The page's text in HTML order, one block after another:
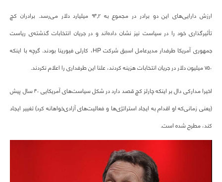
ارزش دارایی‌های این دو برادر در مجموع به ۹۴,۲ میلیارد دلار می‌رسد. برادران کچ
تأثیرگذاری خود را در سیاست نیز نشان داده‌اند و در جریان انتخابات گذشته‌ی ریاست
جمهوری آمریکا طرفدار مدیرعامل اسبق شرکت HP، کارلی فیورینا بودند. گرچه با اینکه
۷۵۰ میلیون دلار در جریان انتخابات هزینه کردند، علنا این طرفداری را اعلام نکردند.
اخیرا مدارکی دال بر اینکه چارلز کچ قصد دارد در شکل سیاست‌های آمریکایی ۴۰ سال پیش
(یعنی زمانی‌که او اقدام به ایجاد استراتژی‌ها و فعالیت‌های آزادی‌خواهانه کرد) تغییر ایجاد
کند، مطرح شده است.